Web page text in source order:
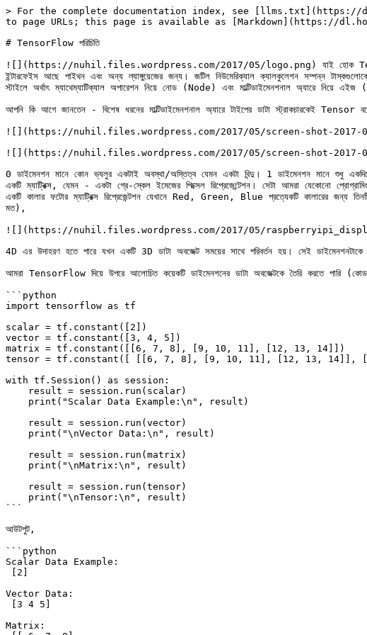
> For the complete documentation index, see [llms.txt](https://
to page URLs; this page is available as [Markdown](https://
# TensorFlow পরিচিতি
![](https://nuhil.files.wordpress.com/2017/05/logo.png) যাই হোক TensorFlow
ইন্টারফেইস আছে পাইথন এবং অন্য ল্যাঙ্গুয়েজের জন্য। জটিল নিউমেরিক্যাল ক্যালকুলেশন সম্পন্ন
স্টাইলে অর্থাৎ ম্যাথেম্যাটিক্যাল অপারেশন নিয়ে নোড (Node) এবং মাল্টিডাইমেনশনাল অ্যারে নিয়ে
আপনি কি আগে জানতেন - বিশেষ ধরনের মাল্টিডাইমেনশনাল অ্যারে টাইপের ডাটা স্ট্রাকচারকেই Tensor
![](https://nuhil.files.wordpress.com/2017/05/screen-shot-2017-
![](https://nuhil.files.wordpress.com/2017/05/screen-shot-2017-
0 ডাইমেনশন মানে কোন ভ্যলুর একটাই অবস্থা/অস্তিত্ব যেমন একটা বিন্দু। 1 ডাইমেনশন মানে শুধু
একটি ম্যাট্রিক্স, যেমন - একটা গ্রে-স্কেল ইমেজের পিক্সেল রিপ্রেজেন্টেশন। সেটা আমরা
একটি কালার ফটোর ম্যাট্রিক্স রিপ্রেজেন্টশন যেখানে Red, Green, Blue প্রত্যেকটি কালারের জন্য
মত),
![](https://nuhil.files.wordpress.com/2017/05/
4D এর উদাহরণ হতে পারে যখন একটি 3D ডাটা অবজেক্ট সময়ের সাথে পরিবর্তন হয়। সেই
আমরা TensorFlow দিয়ে উপরে আলোচিত কয়েকটি ডাইমেনশনের ডাটা অবজেক্টকে তৈরি করতে পারি
```python
import tensorflow as tf
scalar = tf.constant([2])
vector = tf.constant([3, 4, 5])
matrix = tf.constant([[6, 7, 8], [9, 10, 11], [12, 13, 14]])
tensor = tf.constant([ [[6, 7, 8], [9, 10, 11], [12, 13, 14]],
with tf.Session() as session:
```
আউটপুট,
```python
Scalar Data Example:
Vector Data:
Matrix: